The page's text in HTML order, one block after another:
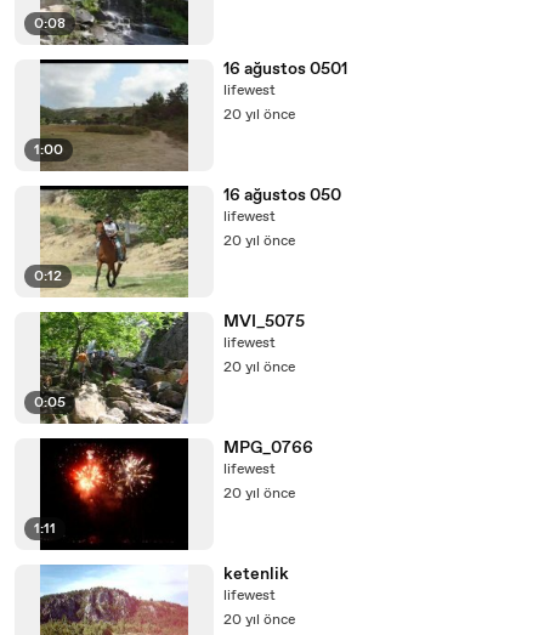
0:08
1:00
16 ağustos 0501
lifewest
20 yıl önce
0:12
16 ağustos 050
lifewest
20 yıl önce
0:05
MVI_5075
lifewest
20 yıl önce
1:11
MPG_0766
lifewest
20 yıl önce
ketenlik
lifewest
20 yıl önce